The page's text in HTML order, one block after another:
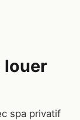
louer
spa privatif